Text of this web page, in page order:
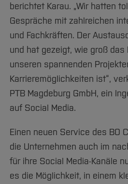
berichtet Karau. „Wir hatten
Gespräche mit zahlreichen
und Fachkräften. Der
und hat gezeigt, wie groß das
unseren spannenden
Karrieremöglichkeiten ist“,
PTB Magdeburg GmbH, ein
auf Social Media.
Einen neuen Service des BO
die Unternehmen auch im
für ihre Social Media-Kanäle
es die Möglichkeit, in einem